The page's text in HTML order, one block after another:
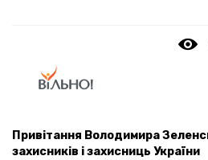
Привітання Володимира
захисників і захисниць України